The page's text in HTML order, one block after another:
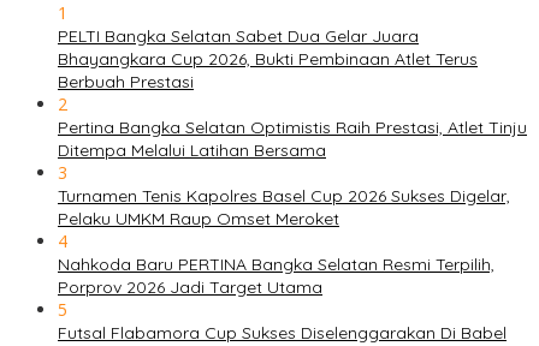
1
PELTI Bangka Selatan Sabet Dua Gelar Juara
Bhayangkara Cup 2026, Bukti Pembinaan Atlet Terus
Berbuah Prestasi
2
Pertina Bangka Selatan Optimistis Raih Prestasi, Atlet Tinju
Ditempa Melalui Latihan Bersama
3
Turnamen Tenis Kapolres Basel Cup 2026 Sukses Digelar,
Pelaku UMKM Raup Omset Meroket
4
Nahkoda Baru PERTINA Bangka Selatan Resmi Terpilih,
Porprov 2026 Jadi Target Utama
5
Futsal Flabamora Cup Sukses Diselenggarakan Di Babel